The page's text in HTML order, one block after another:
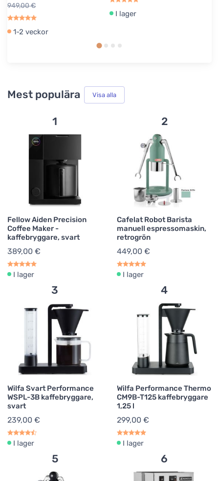
949,00 €
1-2 veckor
I lager
Mest populära Visa alla
1
Fellow Aiden Precision
Coffee Maker -
kaffebryggare, svart
389,00 €
I lager
2
Cafelat Robot Barista
manuell espressomaskin,
retrogrön
449,00 €
I lager
3
Wilfa Svart Performance
WSPL-3B kaffebryggare,
svart
239,00 €
I lager
4
Wilfa Performance Thermo
CM9B-T125 kaffebryggare
1,25 l
299,00 €
I lager
5 6